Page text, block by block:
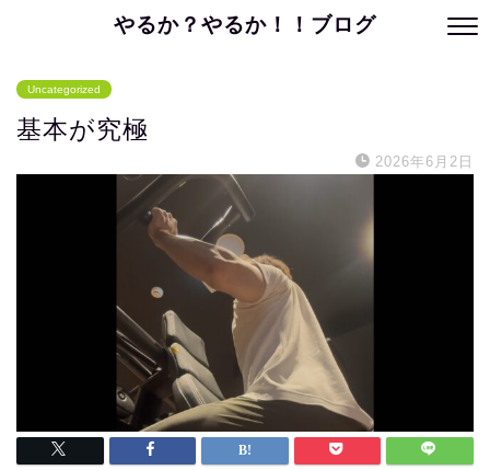
やるか？やるか！！ブログ
Uncategorized
基本が究極
2026年6月2日